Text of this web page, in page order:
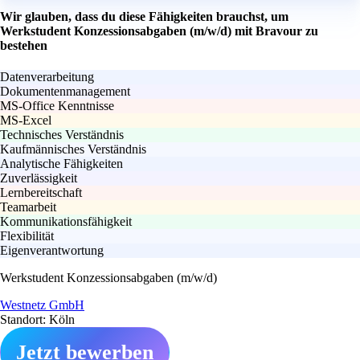
Wir glauben, dass du diese Fähigkeiten brauchst, um
Werkstudent Konzessionsabgaben (m/w/d) mit Bravour zu
bestehen
Datenverarbeitung
Dokumentenmanagement
MS-Office Kenntnisse
MS-Excel
Technisches Verständnis
Kaufmännisches Verständnis
Analytische Fähigkeiten
Zuverlässigkeit
Lernbereitschaft
Teamarbeit
Kommunikationsfähigkeit
Flexibilität
Eigenverantwortung
Werkstudent Konzessionsabgaben (m/w/d)
Westnetz GmbH
Standort: Köln
Jetzt bewerben